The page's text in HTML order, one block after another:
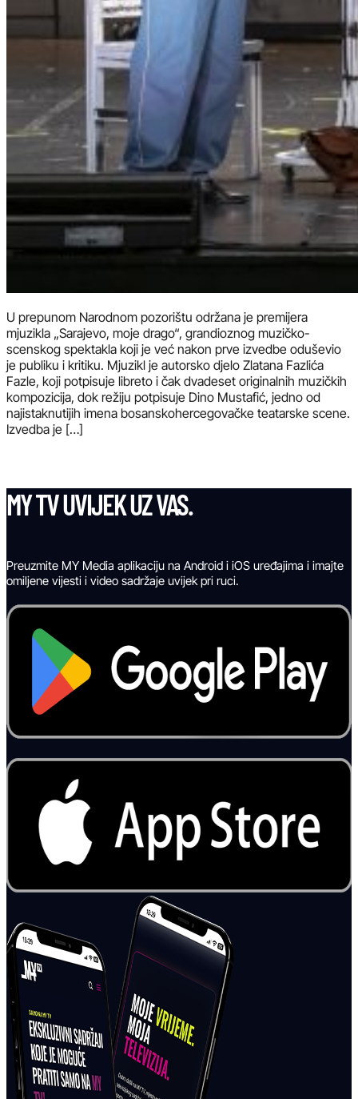
U prepunom Narodnom pozorištu održana je premijera
mjuzikla „Sarajevo, moje drago“, grandioznog muzičko-
scenskog spektakla koji je već nakon prve izvedbe oduševio
je publiku i kritiku. Mjuzikl je autorsko djelo Zlatana Fazlića
Fazle, koji potpisuje libreto i čak dvadeset originalnih muzičkih
kompozicija, dok režiju potpisuje Dino Mustafić, jedno od
najistaknutijih imena bosanskohercegovačke teatarske scene.
Izvedba je […]
MY TV UVIJEK UZ VAS.
Preuzmite MY Media aplikaciju na Android i iOS uređajima i imajte
omiljene vijesti i video sadržaje uvijek pri ruci.